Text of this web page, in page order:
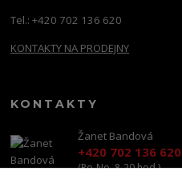
Tel.: +420 702 136 620
KONTAKTY NA PRODEJNY
KONTAKTY
Žanet Bandová
+420 702 136 620
(Po-Ne, 8-20 hod.)